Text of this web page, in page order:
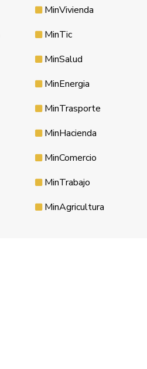
MinVivienda
MinTic
MinSalud
MinEnergia
MinTrasporte
MinHacienda
MinComercio
MinTrabajo
MinAgricultura